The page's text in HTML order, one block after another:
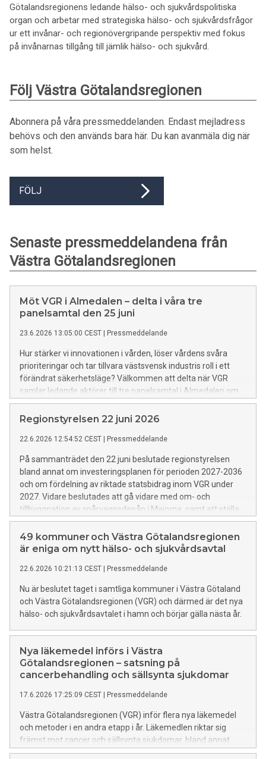
Götalandsregionens ledande hälso- och sjukvårdspolitiska
organ och arbetar med strategiska hälso- och sjukvårdsfrågor
ur ett invånar- och regionövergripande perspektiv med fokus
på invånarnas tillgång till jämlik hälso- och sjukvård.
Följ Västra Götalandsregionen
Abonnera på våra pressmeddelanden. Endast mejladress
behövs och den används bara här. Du kan avanmäla dig när
som helst.
FÖLJ
Senaste pressmeddelandena från
Västra Götalandsregionen
Möt VGR i Almedalen – delta i våra tre
panelsamtal den 25 juni
23.6.2026 13:05:00 CEST | Pressmeddelande
Hur stärker vi innovationen i vården, löser vårdens svåra
prioriteringar och tar tillvara västsvensk industris roll i ett
förändrat säkerhetsläge? Välkommen att delta när VGR
samlar ledande aktörer till tre panelsamtal i Almedalen om
dessa viktiga frågor.
Regionstyrelsen 22 juni 2026
22.6.2026 12:54:52 CEST | Pressmeddelande
På sammanträdet den 22 juni beslutade regionstyrelsen
bland annat om investeringsplanen för perioden 2027-2036
och om fördelning av riktade statsbidrag inom VGR under
2027. Vidare beslutades att gå vidare med om- och
tillbyggnation av spårvagnsdepån i Majorna, samt att ställa
sig positiv till att VGR bidrar till etableringen av Göteborgs
judiska kunskapscenter.
49 kommuner och Västra Götalandsregionen
är eniga om nytt hälso- och sjukvårdsavtal
22.6.2026 10:21:13 CEST | Pressmeddelande
Nu är beslutet taget i samtliga kommuner i Västra Götaland
och Västra Götalandsregionen (VGR) och därmed är det nya
hälso- och sjukvårdsavtalet i hamn och börjar gälla nästa år.
Nya läkemedel införs i Västra
Götalandsregionen – satsning på
cancerbehandling och sällsynta sjukdomar
17.6.2026 17:25:09 CEST | Pressmeddelande
Västra Götalandsregionen (VGR) inför flera nya läkemedel
och metoder i en andra etapp i år. Läkemedlen riktar sig
främst mot cancer och sällsynta sjukdomar, bland annat
livmoderhalscancer, lungcancer, nasofarynxcancer, lymfom